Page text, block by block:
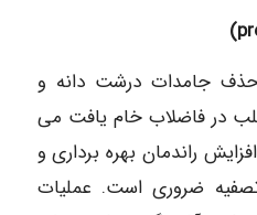
جامدات درشت دانه و
در فاضلاب خام یافت می
راندمان بهره برداری و
ضروری است. عملیات